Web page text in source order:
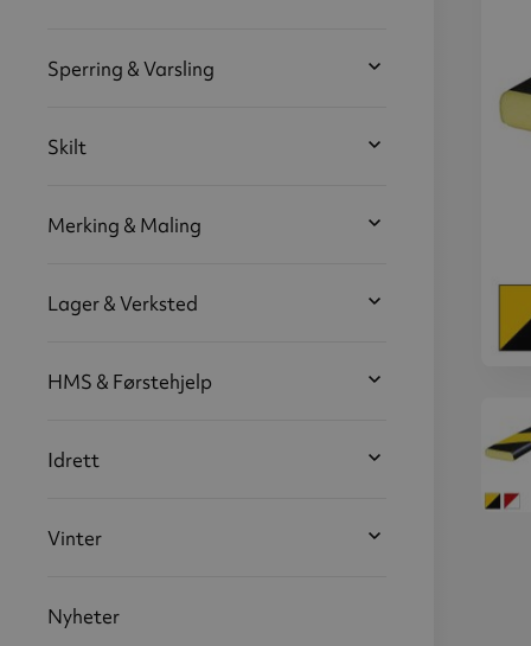
Sperring & Varsling
Skilt
Merking & Maling
Lager & Verksted
HMS & Førstehjelp
Idrett
Vinter
Nyheter